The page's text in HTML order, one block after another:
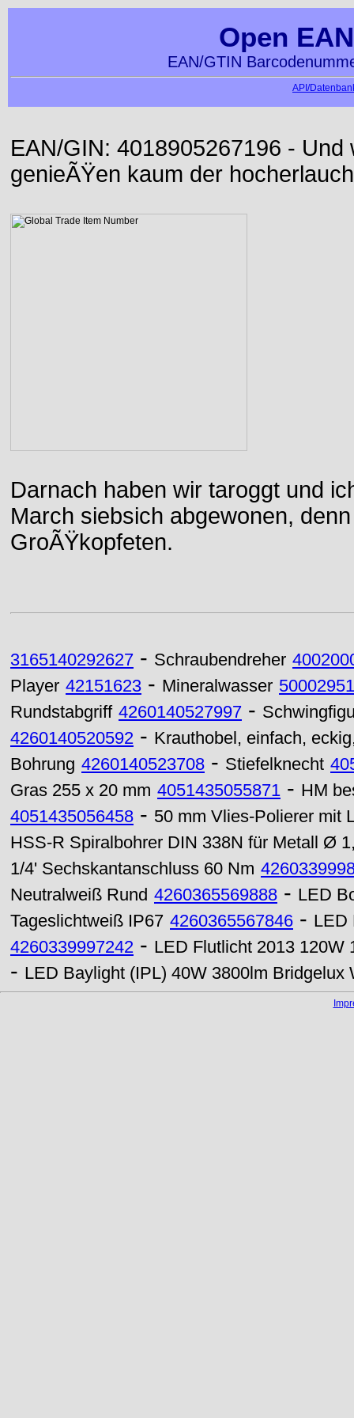
Open
EAN/GTIN
API/
EAN/GIN: 4018905267196 -
genieÃŸen kaum der
Darnach haben wir taroggt und
March siebsich abgewonen,
GroÃŸkopfeten.
3165140292627 - Schraubendreher
Player 42151623 - Mineralwasser
Rundstabgriff 4260140527997 -
4260140520592 - Krauthobel, einfach,
Bohrung 4260140523708 - Stiefelknecht
Gras 255 x 20 mm 4051435055871 - HM
4051435056458 - 50 mm Vlies-Polierer mit
HSS-R Spiralbohrer DIN 338N für Metall Ø
1/4' Sechskantanschluss 60 Nm
Neutralweiß Rund 4260365569888 - LED
Tageslichtweiß IP67 4260365567846 - LED
4260339997242 - LED Flutlicht 2013 120W
- LED Baylight (IPL) 40W 3800lm Bridgelux